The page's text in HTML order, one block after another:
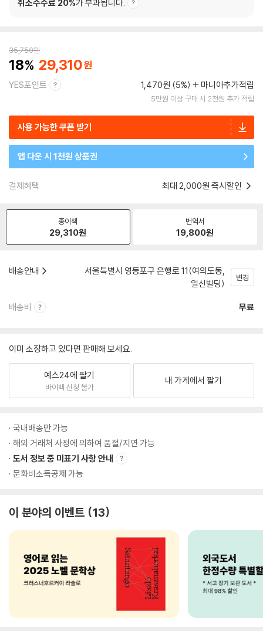
취소수수료 20%가 부과됩니다.
35,750원
18 29,310
YES포인트 1,470원 (5%) 마니아추가적립
5만원 이상 구매 시 2천원 추가 적립
사용 가능한 쿠폰 받기
앱 다운 시 1천원 상품권
결제혜택 최대 2,000원 즉시할인
종이책
29,310원
번역서
19,800원
배송안내
서울특별시 영등포구 은행로 11(여의도동,
일신빌딩)
변경
배송비 무료
이미 소장하고 있다면 판매해 보세요.
예스24에 팔기
바이백 신청 불가
내 가게에서 팔기
국내배송만 가능
해외 거래처 사정에 의하여 품절/지연 가능
도서 정보 중 미표기 사항 안내
문화비소득공제 가능
이 분야의 이벤트 13